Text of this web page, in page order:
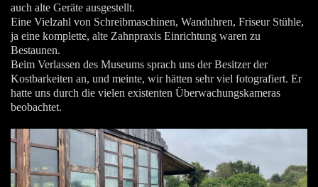
auch alte Geräte ausgestellt.
Eine Vielzahl von Schreibmaschinen, Wanduhren, Friseur Stühle,
ja eine komplette, alte Zahnpraxis Einrichtung waren zu
Bestaunen.
Beim Verlassen des Museums sprach uns der Besitzer der
Kostbarkeiten an, und meinte, wir hätten sehr viel fotografiert. Er
hatte uns durch die vielen existenten Überwachungskameras
beobachtet.